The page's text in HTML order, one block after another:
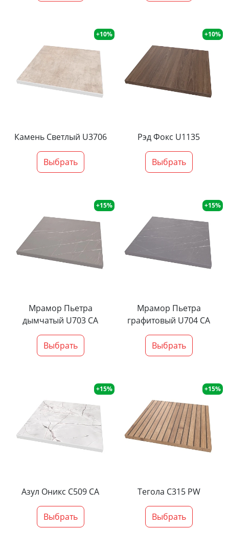
+10%
Камень Светлый U3706
Выбрать
+10%
Рэд Фокс U1135
Выбрать
+15%
Мрамор Пьетра
дымчатый U703 CA
Выбрать
+15%
Мрамор Пьетра
графитовый U704 CA
Выбрать
+15%
Азул Оникс С509 СА
Выбрать
+15%
Тегола С315 PW
Выбрать